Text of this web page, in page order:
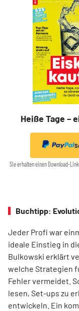
Heiße Tage –
Sie erhalten einen Download-
Buchtipp:
Jeder Profi war
ideale Einstieg in
Bulkowski erklärt
welche Strategien
Fehler vermeidet.
lesen, Set-ups zu
entwickeln. Ein